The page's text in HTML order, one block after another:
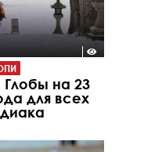
на 23
для всех